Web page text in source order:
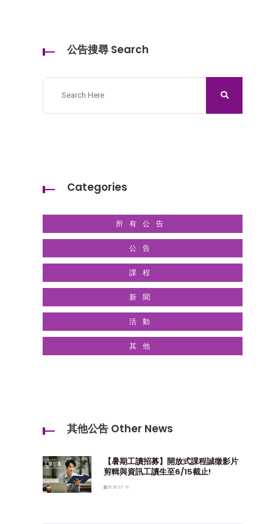
公告搜尋 Search
Categories
所有公告
公告
課程
新聞
活動
其他
其他公告 Other News
【暑期工讀招募】開放式課程誠徵影片
剪輯與資訊工讀生至6/15截止!
2026-05-18